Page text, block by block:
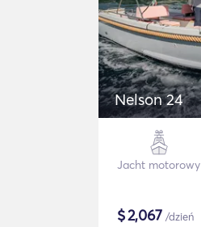
Nelson 24
Jacht motorowy
$2,067 /dzień